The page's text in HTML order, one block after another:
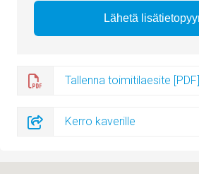
Tallenna toimitilaesite [PDF]
Kerro kaverille